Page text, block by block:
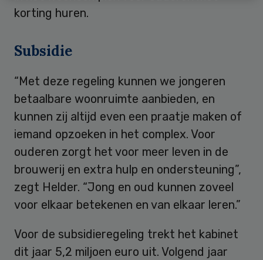
korting huren.
Subsidie
“Met deze regeling kunnen we jongeren
betaalbare woonruimte aanbieden, en
kunnen zij altijd even een praatje maken of
iemand opzoeken in het complex. Voor
ouderen zorgt het voor meer leven in de
brouwerij en extra hulp en ondersteuning”,
zegt Helder. “Jong en oud kunnen zoveel
voor elkaar betekenen en van elkaar leren.”
Voor de subsidieregeling trekt het kabinet
dit jaar 5,2 miljoen euro uit. Volgend jaar